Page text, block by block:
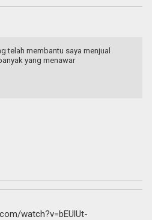
telah membantu saya menjual
yang menawar
watch?v=bEUlUt-